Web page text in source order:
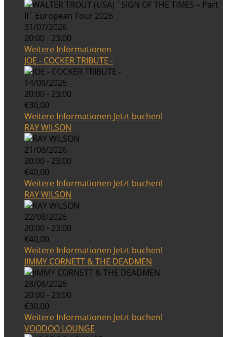
31/07/2026
20:00 - 23:00
Weitere Informationen
JOE - COCKER TRIBUTE -
14/08/2026
20:00 - 23:00
€30,00
Weitere Informationen Jetzt buchen!
RAY WILSON
21/08/2026
20:00 - 23:00
€40,00
Weitere Informationen Jetzt buchen!
RAY WILSON
22/08/2026
20:00 - 23:00
€40,00
Weitere Informationen Jetzt buchen!
JIMMY CORNETT & THE DEADMEN
28/08/2026
20:00 - 23:00
€30,00
Weitere Informationen Jetzt buchen!
VOODOO LOUNGE